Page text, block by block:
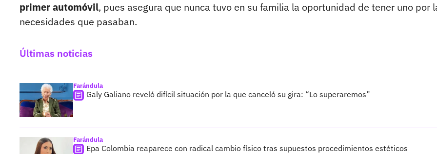
primer automóvil, pues asegura que nunca tuvo en su familia la oportunidad de tener uno por
necesidades que pasaban.
Últimas noticias
Farándula
Galy Galiano reveló difícil situación por la que canceló su gira: “Lo superaremos”
Farándula
Epa Colombia reaparece con radical cambio físico tras supuestos procedimientos estéticos